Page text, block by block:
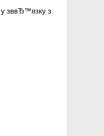
у зввЂ™язку з